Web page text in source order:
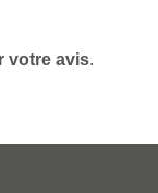
votre avis.